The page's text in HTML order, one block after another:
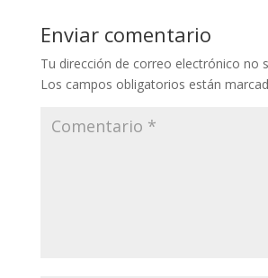
Enviar comentario
Tu dirección de correo electrónico no
Los campos obligatorios están